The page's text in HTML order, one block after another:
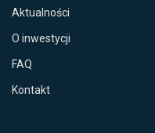
Aktualności
O inwestycji
FAQ
Kontakt